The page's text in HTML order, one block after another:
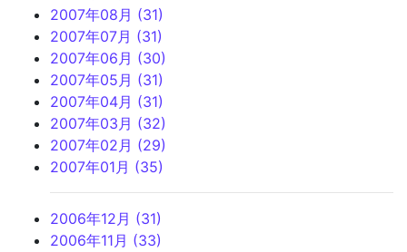
2007年08月 (31)
2007年07月 (31)
2007年06月 (30)
2007年05月 (31)
2007年04月 (31)
2007年03月 (32)
2007年02月 (29)
2007年01月 (35)
2006年12月 (31)
2006年11月 (33)